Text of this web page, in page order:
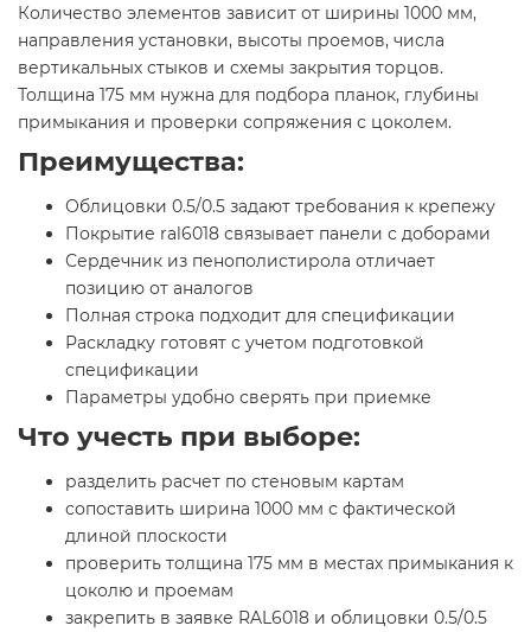
Количество элементов зависит от ширины 1000 мм,
направления установки, высоты проемов, числа
вертикальных стыков и схемы закрытия торцов.
Толщина 175 мм нужна для подбора планок, глубины
примыкания и проверки сопряжения с цоколем.
Преимущества:
Облицовки 0.5/0.5 задают требования к крепежу
Покрытие ral6018 связывает панели с доборами
Сердечник из пенополистирола отличает
позицию от аналогов
Полная строка подходит для спецификации
Раскладку готовят с учетом подготовкой
спецификации
Параметры удобно сверять при приемке
Что учесть при выборе:
разделить расчет по стеновым картам
сопоставить ширина 1000 мм с фактической
длиной плоскости
проверить толщина 175 мм в местах примыкания к
цоколю и проемам
закрепить в заявке RAL6018 и облицовки 0.5/0.5